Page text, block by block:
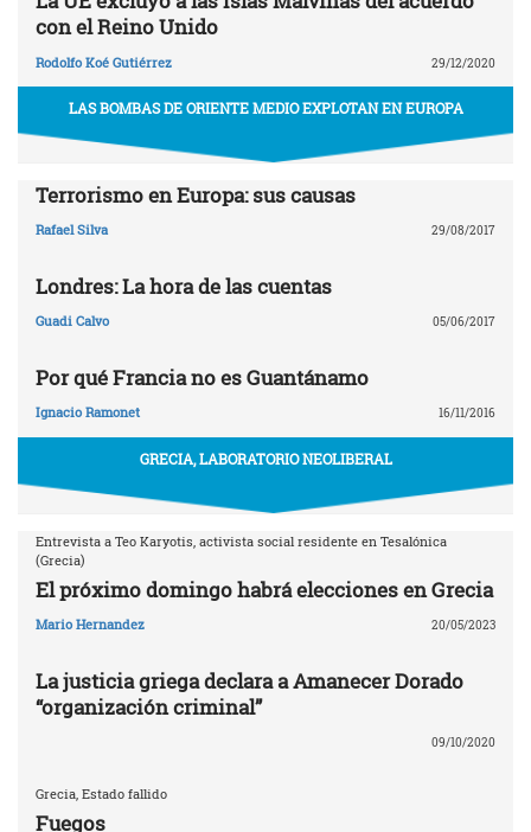
con el Reino Unido
Rodolfo Koé Gutiérrez 29/12/2020
LAS BOMBAS DE ORIENTE MEDIO EXPLOTAN EN EUROPA
Terrorismo en Europa: sus causas
Rafael Silva 29/08/2017
Londres: La hora de las cuentas
Guadi Calvo 05/06/2017
Por qué Francia no es Guantánamo
Ignacio Ramonet 16/11/2016
GRECIA, LABORATORIO NEOLIBERAL
Entrevista a Teo Karyotis, activista social residente en Tesalónica
(Grecia)
El próximo domingo habrá elecciones en Grecia
Mario Hernandez 20/05/2023
La justicia griega declara a Amanecer Dorado
“organización criminal”
09/10/2020
Grecia, Estado fallido
Fuegos